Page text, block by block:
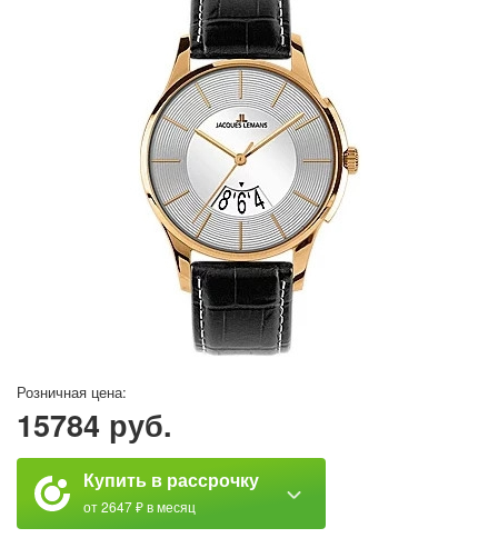
Розничная цена:
15784 руб.
Купить в рассрочку
от 2647 ₽ в месяц